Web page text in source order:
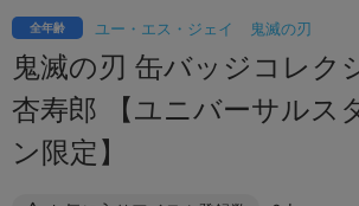
ユー・エス・ジェイ 鬼滅の刃
全年齢
鬼滅の刃 缶バッジコレク
杏寿郎 【ユニバーサルス
ン限定】